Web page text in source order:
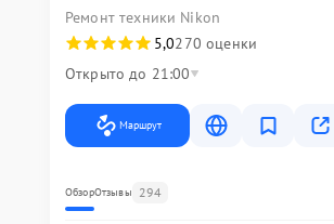
Ремонт техники Nikon
5,0270 оценки
Открыто до 21:00
Маршрут
ОбзорОтзывы 294